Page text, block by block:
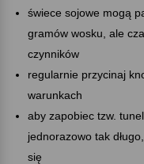
świece sojowe mogą
gramów wosku, ale
czynników
regularnie przycinaj
warunkach
aby zapobiec tzw.
jednorazowo tak
się